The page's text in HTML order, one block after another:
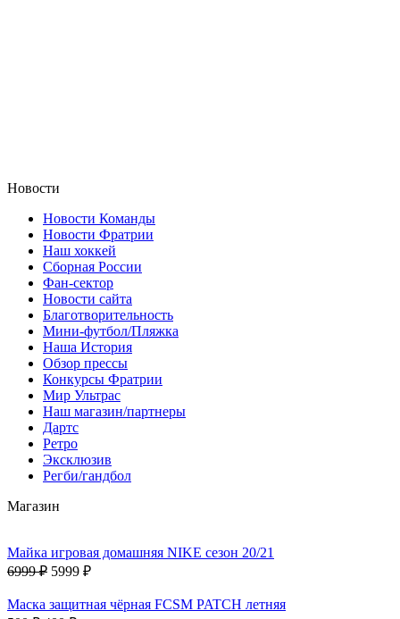
Новости
Новости Команды
Новости Фратрии
Наш хоккей
Сборная России
Фан-cектор
Новости сайта
Благотворительность
Мини-футбол/Пляжка
Наша История
Обзор прессы
Конкурсы Фратрии
Мир Ультрас
Наш магазин/партнеры
Дартс
Ретро
Эксклюзив
Регби/гандбол
Магазин
Майка игровая домашняя NIKE сезон 20/21
6999 ₽ 5999 ₽
Маска защитная чёрная FCSM PATCH летняя